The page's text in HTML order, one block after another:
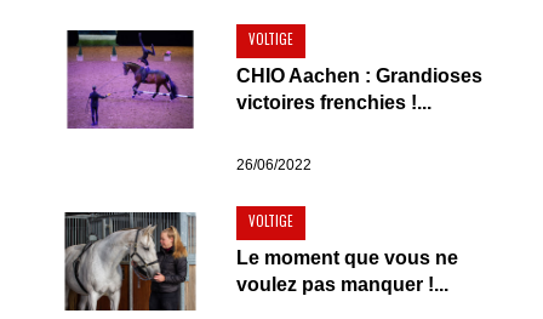
VOLTIGE
CHIO Aachen : Grandioses
victoires frenchies !...
26/06/2022
VOLTIGE
Le moment que vous ne
voulez pas manquer !...